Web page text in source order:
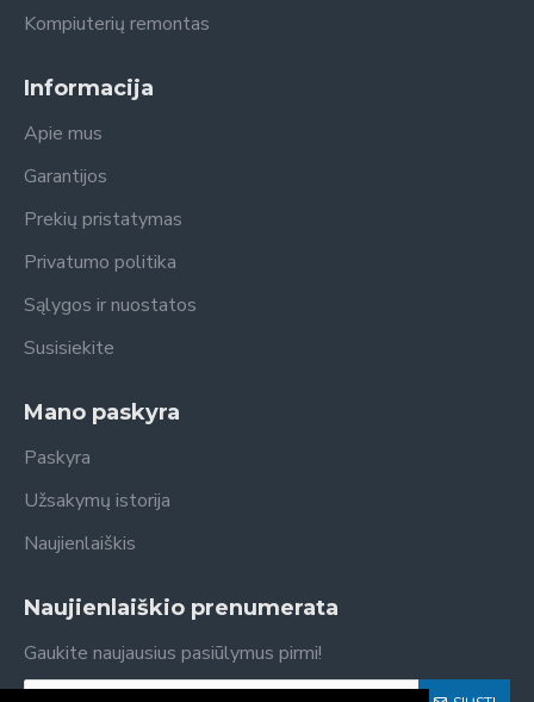
Kompiuterių remontas
Informacija
Apie mus
Garantijos
Prekių pristatymas
Privatumo politika
Sąlygos ir nuostatos
Susisiekite
Mano paskyra
Paskyra
Užsakymų istorija
Naujienlaiškis
Naujienlaiškio prenumerata
Gaukite naujausius pasiūlymus pirmi!